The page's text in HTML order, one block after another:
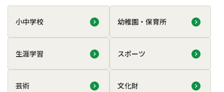
小中学校 幼稚園・保育所
生涯学習 スポーツ
芸術 文化財